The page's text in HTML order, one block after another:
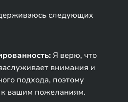
следующих
Я верю, что
внимания и
подхода, поэтому
вашим пожеланиям.